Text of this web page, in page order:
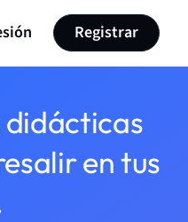
Registrar
didácticas
en tus